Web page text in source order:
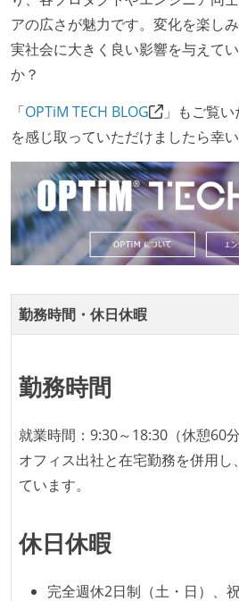
ほとんどのプロダクトコード
施している
る
オープンな情報共有
人事情報や秘匿性の高い内容
ージャー以上の会議での議事
いる
ドキュメントの整備やペアプ
取り組みをしている）
週2日リモート勤務のハイブリ
ジニアがいる
メンバーの多様性
開発メンバーの新卒採用を実施
アの広さが魅力です。変化を楽し
実社会に大きく良い影響を与えて
か？
「OPTiM TECH BLOG
」もご覧
を感じ取っていただけましたら幸い
勤務時間・休日休暇
勤務時間
就業時間：9:30～18:30（休憩60分
オフィス出社と在宅勤務を併用し
ています。
休日休暇
完全週休2日制（土・日）、